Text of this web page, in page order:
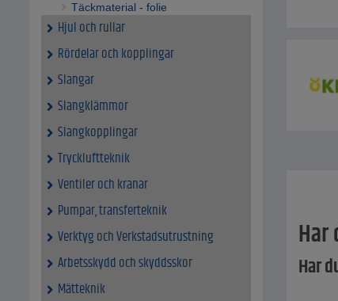
Täckmaterial - folie
Hjul och rullar
Rördelar och kopplingar
Slangar
Slangklämmor
Slangkopplingar
Tryckluftteknik
Ventiler och kranar
Pumpar, transferteknik
Verktyg och Verkstadsutrustning
Arbetsskydd och skyddsskor
Mätteknik
Har
Har